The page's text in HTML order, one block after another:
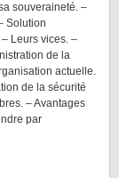
souveraineté. –
Solution
Leurs vices. –
de la
actuelle.
de la sécurité
– Avantages
par